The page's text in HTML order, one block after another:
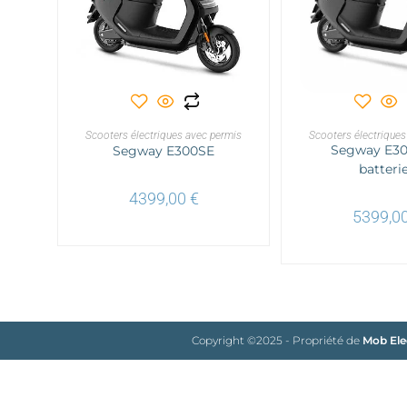
AJOUTER AU PANIER
Scooters électriques avec permis
Segway E300SE
4399,00 €
AJOUTER AU
Scooters
Segway
Copyright ©2025 - Propriété de Mob